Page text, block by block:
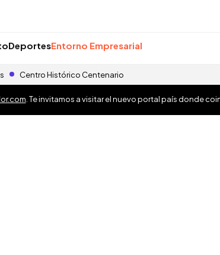
DeportesEntorno Empresarial
Centro Histórico Centenario
. Te invitamos a visitar el nuevo portal país donde